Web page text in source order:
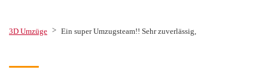
3D Umzüge > Ein super Umzugsteam!! Sehr zuverlässig,